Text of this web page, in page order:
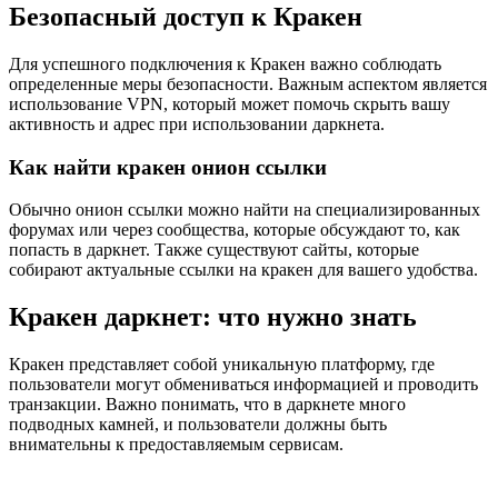
Безопасный доступ к Кракен
Для успешного подключения к Кракен важно соблюдать
определенные меры безопасности. Важным аспектом является
использование VPN, который может помочь скрыть вашу
активность и адрес при использовании даркнета.
Как найти кракен онион ссылки
Обычно онион ссылки можно найти на специализированных
форумах или через сообщества, которые обсуждают то, как
попасть в даркнет. Также существуют сайты, которые
собирают актуальные ссылки на кракен для вашего удобства.
Кракен даркнет: что нужно знать
Кракен представляет собой уникальную платформу, где
пользователи могут обмениваться информацией и проводить
транзакции. Важно понимать, что в даркнете много
подводных камней, и пользователи должны быть
внимательны к предоставляемым сервисам.